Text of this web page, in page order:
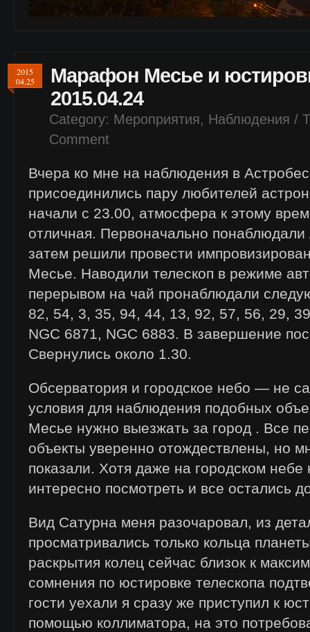
2015
04.25
Марафон Месье и
2015.04.24
Category: Мероприятия, Наблюдения /
Comment
Вчера ко мне на наблюдения в
присоединились пару любителей
начали с 23.00, атмосфера к этому
отличная. Первоначально
затем решили провести
Месье. Наводили телескоп в режиме
перерывом на чай пронаблюдали
82, 54, 3, 35, 94, 44, 13, 92, 57, 56, 29,
NGC 6871, NGC 6883. В завершение
Свернулись около 1.30.
Обсерватория и городское небо — не
условия для наблюдения подобных
Месье нужно выезжать за город . Все
объекты уверенно отождествлены, но
показали. Хотя даже на городском
интересно посмотреть и все остались
Вид Сатурна меня разочаровал, из
просматривались только кольца
раскрытия колец сейчас близок к
сомнения по юстировке телескопа
гости уехали я сразу же приступил к
помощью коллиматора, на это